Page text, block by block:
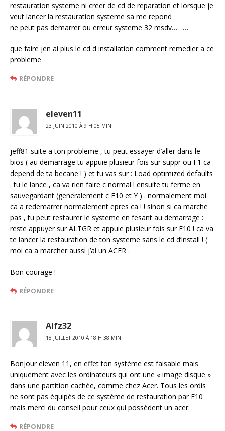
restauration systeme ni creer de cd de reparation et lorsque je
veut lancer la restauration systeme sa me repond
ne peut pas demarrer ou erreur systeme 32 msdv………
que faire jen ai plus le cd d installation comment remedier a ce
probleme
RÉPONDRE
eleven11
23 JUIN 2010 À 9 H 05 MIN
jeff81 suite a ton probleme , tu peut essayer d’aller dans le
bios ( au demarrage tu appuie plusieur fois sur suppr ou F1 ca
depend de ta becane ! ) et tu vas sur : Load optimized defaults
. tu le lance , ca va rien faire c normal ! ensuite tu ferme en
sauvegardant (generalement c F10 et Y ) . normalement moi
ca a redemarrer normalement epres ca ! ! sinon si ca marche
pas , tu peut restaurer le systeme en fesant au demarrage :
reste appuyer sur ALTGR et appuie plusieur fois sur F10 ! ca va
te lancer la restauration de ton systeme sans le cd d’install ! (
moi ca a marcher aussi j’ai un ACER .
Bon courage !
RÉPONDRE
Alfz32
18 JUILLET 2010 À 18 H 38 MIN
Bonjour eleven 11, en effet ton système est faisable mais
uniquement avec les ordinateurs qui ont une « image disque »
dans une partition cachée, comme chez Acer. Tous les ordis
ne sont pas équipés de ce système de restauration par F10
mais merci du conseil pour ceux qui possèdent un acer.
RÉPONDRE